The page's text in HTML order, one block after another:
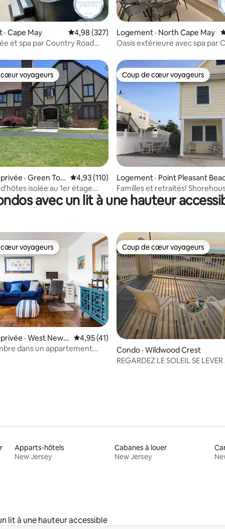
5, 98 commentaires
Cape May Note moyenne de 4,98 sur 5, 327
4,98 (327)
et spa par Country Road
Logement · North Cape May
Oasis extérieure avec spa par
5, 38 commentaires
cœur voyageurs
voyageurs
· Green Tow Note moyenne de 4,93 sur 5, 110
4,93 (110)
isolée au 1er étage
maison de maître
Coup de cœur voyageurs
Coup de cœur voyageurs
Logement · Point Pleasant
Familles et retraités!
dans le New Jersey - PROPRE!
avec un lit à une hauteur
5, 66 commentaires
cœur voyageurs
voyageurs
· West New Y Note moyenne de 4,95 sur 5, 41
4,95 (41)
dans un appartement
Coup de cœur voyageurs
Coup de cœur voyageurs
Condo · Wildwood Crest
REGARDEZ LE SOLEIL SE
Apparts-hôtels
New Jersey
Cabanes à louer
New Jersey
lit à une hauteur accessible